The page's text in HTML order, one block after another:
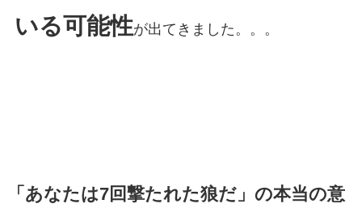
いる可能性が出てきました。。。
「あなたは7回撃たれた狼だ」の本当の意